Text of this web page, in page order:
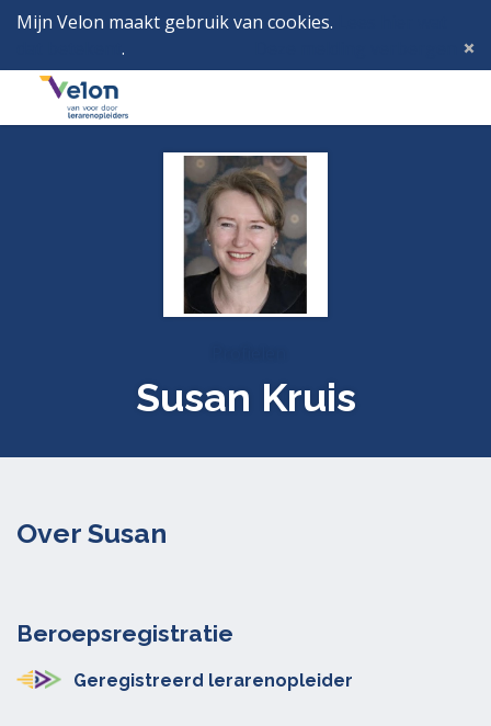
Mijn Velon maakt gebruik van cookies.
.
Menu
Susan Kruis
Over Susan
Beroepsregistratie
Geregistreerd lerarenopleider